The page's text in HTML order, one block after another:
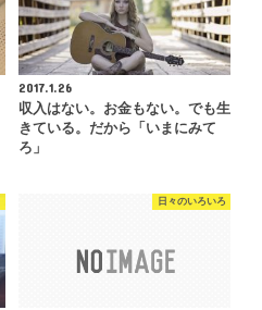
2017.1.26
収入はない。お金もない。でも生
きている。だから「いまにみて
ろ」
日々のいろいろ